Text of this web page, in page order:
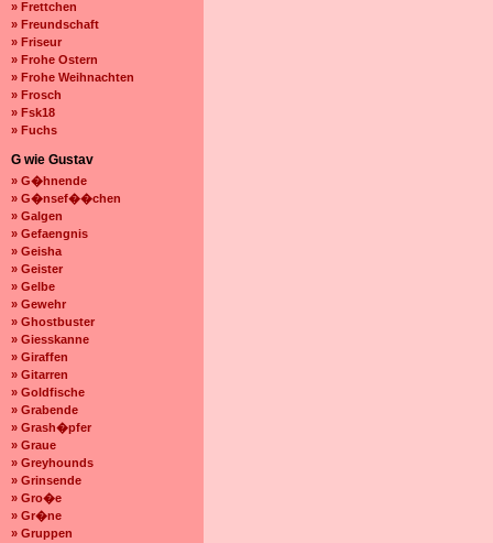
» Frettchen
» Freundschaft
» Friseur
» Frohe Ostern
» Frohe Weihnachten
» Frosch
» Fsk18
» Fuchs
G wie Gustav
» G�hnende
» G�nsef��chen
» Galgen
» Gefaengnis
» Geisha
» Geister
» Gelbe
» Gewehr
» Ghostbuster
» Giesskanne
» Giraffen
» Gitarren
» Goldfische
» Grabende
» Grash�pfer
» Graue
» Greyhounds
» Grinsende
» Gro�e
» Gr�ne
» Gruppen